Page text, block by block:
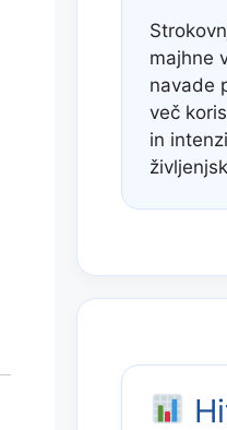
majhne
navade
več
in